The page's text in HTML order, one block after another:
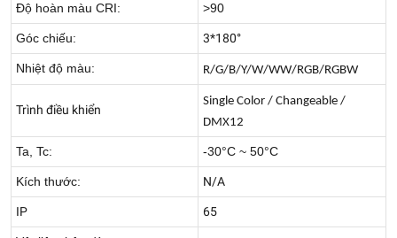
Độ hoàn màu CRI: >90
Góc chiếu: 3*180°
Nhiệt độ màu: R/G/B/Y/W/WW/RGB/RGBW
Trình điều khiển
Single Color / Changeable /
DMX12
Ta, Tc: -30°C ~ 50°C
Kích thước: N/A
IP 65